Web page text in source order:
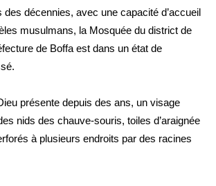
des décennies, avec une capacité d’accueil
musulmans, la Mosquée du district de
de Boffa est dans un état de
présente depuis des ans, un visage
nids des chauve-souris, toiles d’araignée
à plusieurs endroits par des racines